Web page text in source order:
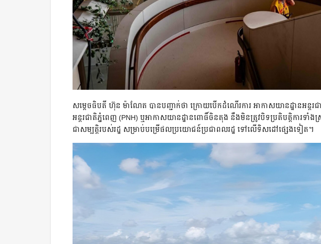
សម្តេចធិបតី ហ៊ុន ម៉ាណែត បានបញ្ជាក់ថា ក្រោយបើកដំណើរការ អាកាសយានដ្ឋានអន្តរជ
អន្តរជាតិភ្នំពេញ (PNH) ឬអាកាសយានដ្ឋានពោធិ៍ចិនតុង នឹងមិនត្រូវបិទប្រតិបត្តិការទាំង
ជាសម្បត្តិរបស់រដ្ឋ សម្រាប់បម្រើផលប្រយោជន៍ប្រជាពលរដ្ឋ ទៅលើទិសដៅផ្សេងទៀត។